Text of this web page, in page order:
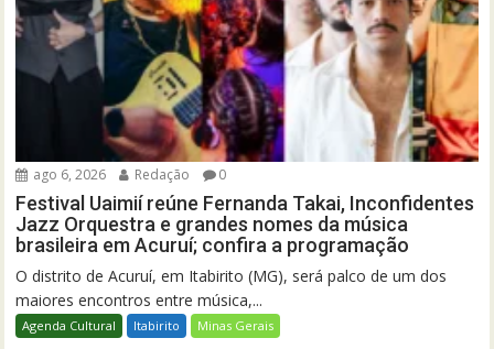
ago 6, 2026 Redação 0
Festival Uaimií reúne Fernanda Takai, Inconfidentes
Jazz Orquestra e grandes nomes da música
brasileira em Acuruí; confira a programação
O distrito de Acuruí, em Itabirito (MG), será palco de um dos
maiores encontros entre música,...
Agenda Cultural Itabirito Minas Gerais